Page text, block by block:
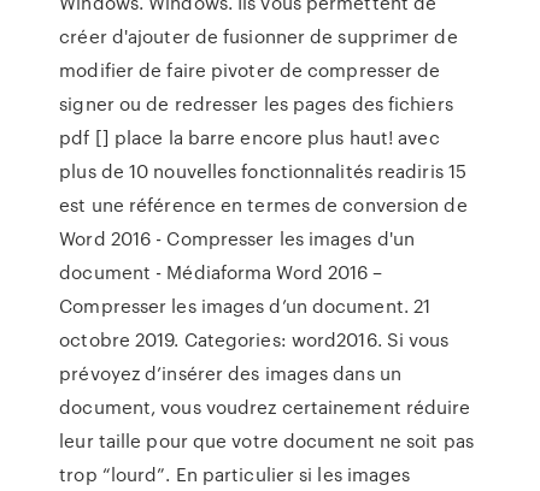
créer d'ajouter de fusionner de supprimer de
modifier de faire pivoter de compresser de
signer ou de redresser les pages des fichiers
pdf [] place la barre encore plus haut! avec
plus de 10 nouvelles fonctionnalités readiris 15
est une référence en termes de conversion de
Word 2016 - Compresser les images d'un
document - Médiaforma Word 2016 –
Compresser les images d’un document. 21
octobre 2019. Categories: word2016. Si vous
prévoyez d’insérer des images dans un
document, vous voudrez certainement réduire
leur taille pour que votre document ne soit pas
trop “lourd”. En particulier si les images